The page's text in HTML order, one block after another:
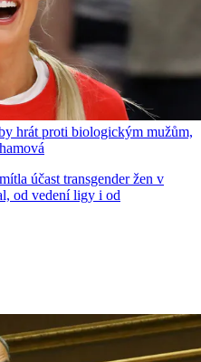
hrát proti biologickým mužům,
účast transgender žen v
od vedení ligy i od